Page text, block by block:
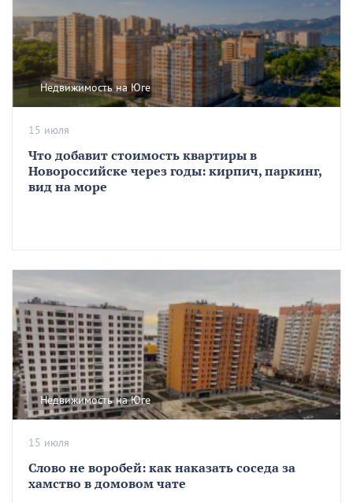
Недвижимость на Юге
Что добавит стоимость квартиры в
Новороссийске через годы: кирпич, паркинг,
вид на море
15 июля
Недвижимость на Юге
Слово не воробей: как наказать соседа за
хамство в домовом чате
15 июля